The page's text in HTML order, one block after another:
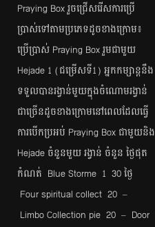
Praying Box រួច​ជ្រើស​រើស​ការ​ប្រើ​
ប្រាស់​ទៅ​តាម​ប្រភេទ​​ដូច​ខាង​ក្រោម៖
ប្រើ​ប្រាស់​ Praying Box រួម​ជាមួយ​
Hejade 1 (ជម្រើស​ទី​1) អ្នក​កម្សាន្ត​នឹង​
ទទួល​បាន​រង្វាន់​មួយ​ក្នុង​ចំណោម​រង្វាន់​
ជា​ច្រើន​ដូច​ខាង​ក្រោម​​នៅ​ពេល​ដែល​​ធ្វើ​
ការ​បើក​ប្រអប់​ Praying Box ជាមួយ​និង
Hejade ចំនួន​មួយ រង្វាន់​ ចំនួន​ ថ្ងៃ​ផុត​
កំណត់​ Blue Storme 1 30 ថ្ងៃ
Four spiritual collect 20 –
Limbo Collection pie 20 – Door